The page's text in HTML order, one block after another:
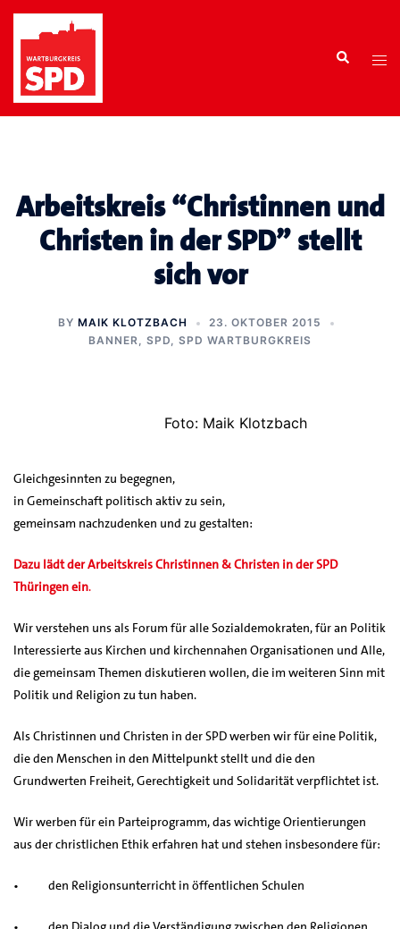
Zum
springen
Search
Arbeitskreis “Christinnen und
Christen in der SPD” stellt
sich vor
BY MAIK KLOTZBACH
23. OKTOBER 2015
BANNER, SPD, SPD WARTBURGKREIS
Foto: Maik Klotzbach
Gleichgesinnten zu begegnen,
in Gemeinschaft politisch aktiv zu sein,
gemeinsam nachzudenken und zu gestalten:
Dazu lädt der Arbeitskreis Christinnen & Christen in der SPD
Thüringen ein.
Wir verstehen uns als Forum für alle Sozialdemokraten, für an Politik
Interessierte aus Kirchen und kirchennahen Organisationen und Alle,
die gemeinsam Themen diskutieren wollen, die im weiteren Sinn mit
Politik und Religion zu tun haben.
Als Christinnen und Christen in der SPD werben wir für eine Politik,
die den Menschen in den Mittelpunkt stellt und die den
Grundwerten Freiheit, Gerechtigkeit und Solidarität verpflichtet ist.
Wir werben für ein Parteiprogramm, das wichtige Orientierungen
aus der christlichen Ethik erfahren hat und stehen insbesondere für:
• den Religionsunterricht in öffentlichen Schulen